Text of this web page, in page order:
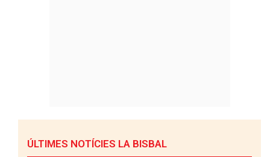
ÚLTIMES NOTÍCIES LA BISBAL